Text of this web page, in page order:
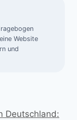
Website
und
Deutschland: